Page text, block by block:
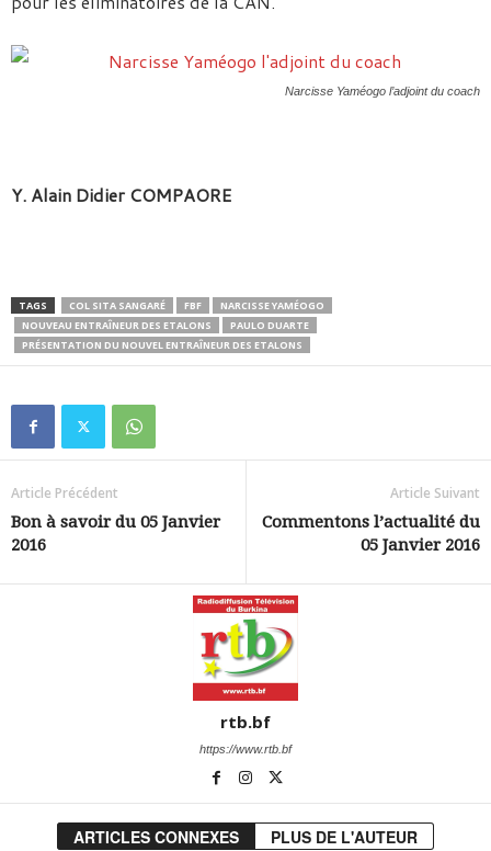
Narcisse Yaméogo l’adjoint du coach
Y. Alain Didier COMPAORE
TAGS COL SITA SANGARÉ FBF
NARCISSE YAMÉOGO
NOUVEAU ENTRAÎNEUR DES ETALONS
PAULO DUARTE
PRÉSENTATION DU NOUVEL ENTRAÎNEUR DES ETALONS
Article Précédent
Bon à savoir du 05 Janvier
2016
Article Suivant
Commentons l’actualité du
05 Janvier 2016
rtb.bf
https://www.rtb.bf
ARTICLES CONNEXES PLUS DE L'AUTEUR